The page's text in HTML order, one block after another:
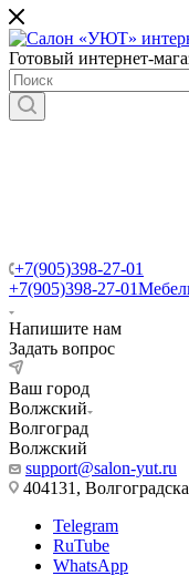
Готовый интернет-
+7(905)398-27-01
+7(905)398-27-01
Напишите нам
Задать вопрос
Ваш город
Волжский
Волгоград
Волжский
support@salon-yut.ru
404131,
Telegram
RuTube
WhatsApp